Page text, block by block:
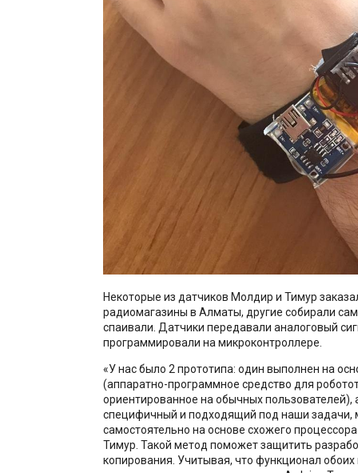
Некоторые из датчиков Молдир и Тимур
радиомагазины в Алматы, другие собирали
спаивали. Датчики передавали аналоговый
программировали на микроконтроллере.
«У нас было 2 прототипа: один выполнен на
(аппаратно-программное средство для
ориентированное на обычных пользователей),
специфичный и подходящий под наши задачи,
самостоятельно на основе схожего
Тимур. Такой метод поможет защитить
копирования. Учитывая, что функционал обоих